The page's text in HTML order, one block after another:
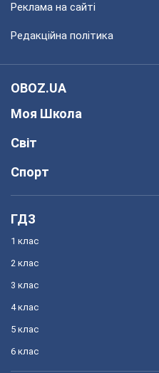
Реклама на сайті
Редакційна політика
OBOZ.UA
Моя Школа
Світ
Спорт
ГДЗ
1 клас
2 клас
3 клас
4 клас
5 клас
6 клас